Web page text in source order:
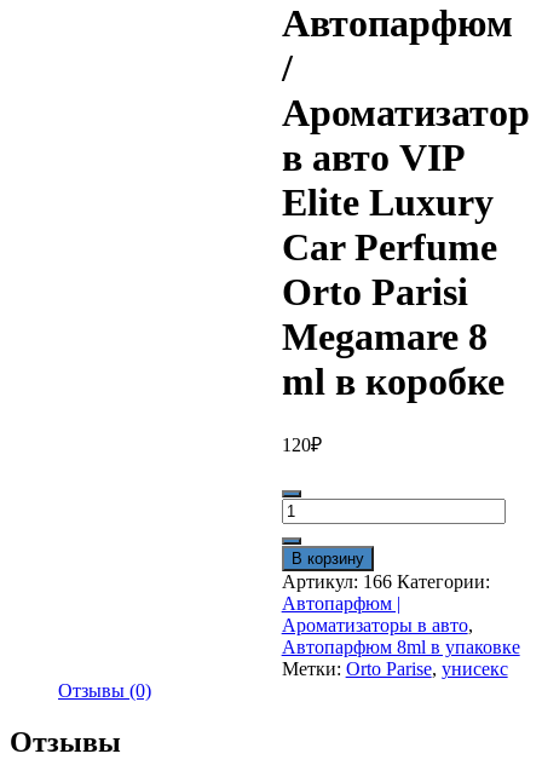
Автопарфюм
/
Ароматизатор
в авто VIP
Elite Luxury
Car Perfume
Orto Parisi
Megamare 8
ml в коробке
120₽
Количество
товара
Автопарфюм
/
Ароматизатор
в
авто
VIP
Elite
В корзину
Артикул: 166 Категории:
Автопарфюм |
Ароматизаторы в авто,
Автопарфюм 8ml в упаковке
Метки: Orto Parise, унисекс
Отзывы (0)
Отзывы